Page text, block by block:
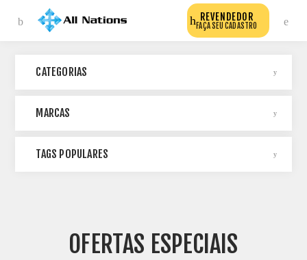
REVENDEDOR
FAÇA SEU CADASTRO
OFERTAS ESPECIAIS
CATEGORIAS
MARCAS
TAGS POPULARES